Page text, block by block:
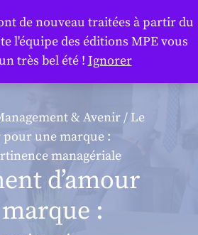
& Avenir/ Le
pour une marque :
managériale
d’amour
:
de nouveau traitées à partir du
l'équipe des éditions MPE vous
très bel été ! Ignorer